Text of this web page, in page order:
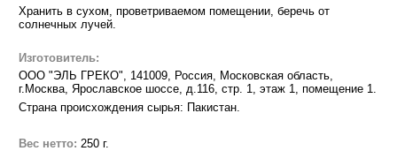
Хранить в сухом, проветриваемом помещении, беречь от
солнечных лучей.
Изготовитель:
ООО "ЭЛЬ ГРЕКО", 141009, Россия, Московская область,
г.Москва, Ярославское шоссе, д.116, стр. 1, этаж 1, помещение 1.
Страна происхождения сырья: Пакистан.
Вес нетто: 250 г.